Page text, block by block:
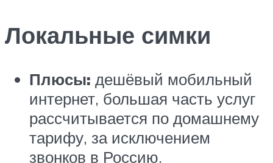
Локальные симки
Плюсы: дешёвый мобильный
интернет, большая часть услуг
рассчитывается по домашнему
тарифу, за исключением
звонков в Россию.